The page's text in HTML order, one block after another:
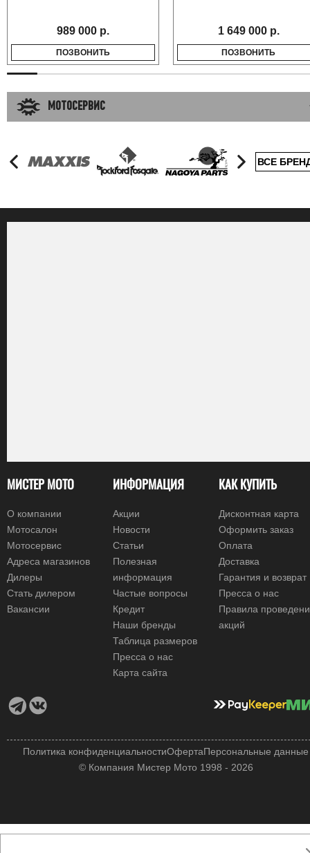
989 000 р.
ПОЗВОНИТЬ
1 649 000 р.
ПОЗВОНИТЬ
МОТОСЕРВИС
ВСЕ
МИСТЕР МОТО
О компании
Мотосалон
Мотосервис
Адреса магазинов
Дилеры
Стать дилером
Вакансии
ИНФОРМАЦИЯ
Акции
Новости
Статьи
Полезная
информация
Частые вопросы
Кредит
Наши бренды
Таблица размеров
Пресса о нас
Карта сайта
КАК КУПИТЬ
Дисконтная карта
Оформить заказ
Оплата
Доставка
Гарантия и возврат
Пресса о нас
Правила
акций
© Компания Мистер Мото 1998 - 2026
Политика конфиденциальностиОфертаПерсональные данные